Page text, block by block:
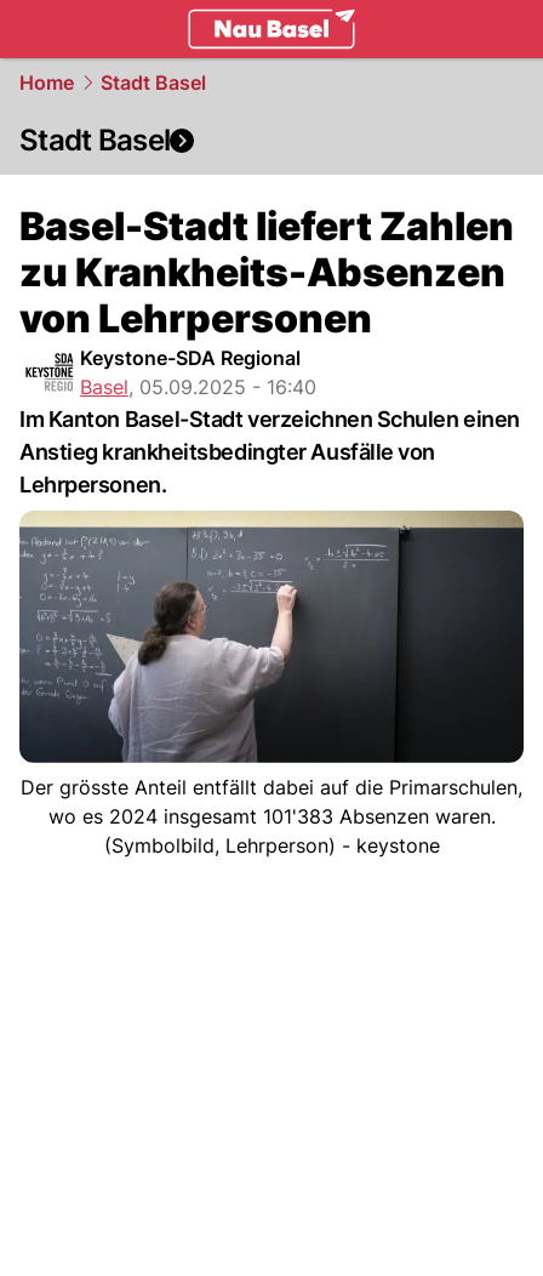
Home Stadt Basel
Stadt Basel
Basel-Stadt liefert Zahlen
zu Krankheits-Absenzen
von Lehrpersonen
Keystone-SDA Regional
Basel, 05.09.2025 - 16:40
Im Kanton Basel-Stadt verzeichnen Schulen einen
Anstieg krankheitsbedingter Ausfälle von
Lehrpersonen.
Der grösste Anteil entfällt dabei auf die Primarschulen,
wo es 2024 insgesamt 101'383 Absenzen waren.
(Symbolbild, Lehrperson) - keystone